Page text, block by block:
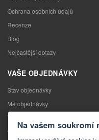
Ochrana osobních údajů
Recenze
Blog
Nejčastější dotazy
VAŠE OBJEDNÁVKY
Stav objednávky
Mé objednávky
Výměna zboží
Odstoupení od kupní smlouvy
Na vašem soukromí